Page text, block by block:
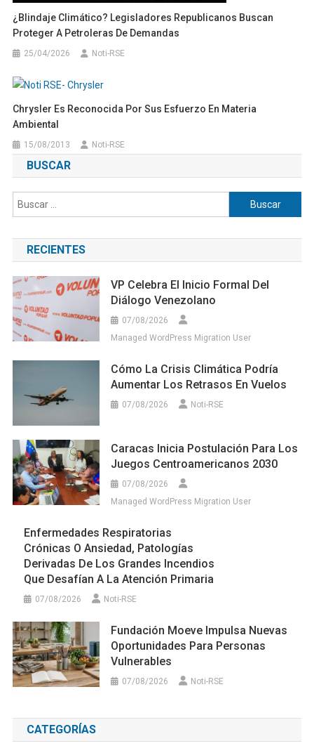
¿Blindaje Climático? Legisladores Republicanos Buscan
Proteger A Petroleras De Demandas
25/04/2026 Noti-RSE
Chrysler Es Reconocida Por Sus Esfuerzo En Materia
Ambiental
15/08/2013 Noti-RSE
BUSCAR
Buscar:
RECIENTES
VP Celebra El Inicio Formal Del
Diálogo Venezolano
07/08/2026
Managed WordPress Migration User
Cómo La Crisis Climática Podría
Aumentar Los Retrasos En Vuelos
07/08/2026 Noti-RSE
Caracas Inicia Postulación Para Los
Juegos Centroamericanos 2030
07/08/2026
Managed WordPress Migration User
Enfermedades Respiratorias
Crónicas O Ansiedad, Patologías
Derivadas De Los Grandes Incendios
Que Desafían A La Atención Primaria
07/08/2026 Noti-RSE
Fundación Moeve Impulsa Nuevas
Oportunidades Para Personas
Vulnerables
07/08/2026 Noti-RSE
CATEGORÍAS